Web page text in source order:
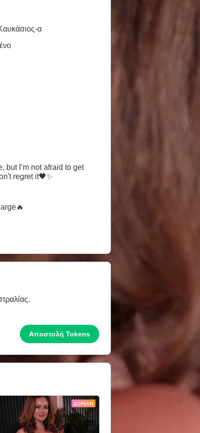
α
but I’m not afraid to get
regret it🖤✨
Αποστολή Tokens
ΔΩΡΕΆΝ